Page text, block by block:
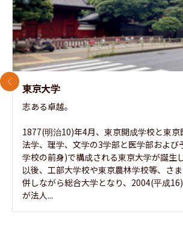
東京大学
志ある卓越。
1877(明治10)年4月、東京開成学校と東京
法学、理学、文学の3学部と医学部および
学校の前身)で構成される東京大学が誕生
以後、工部大学校や東京農林学校等、さ
併しながら総合大学となり、2004(平成
が法人...
前のスライド